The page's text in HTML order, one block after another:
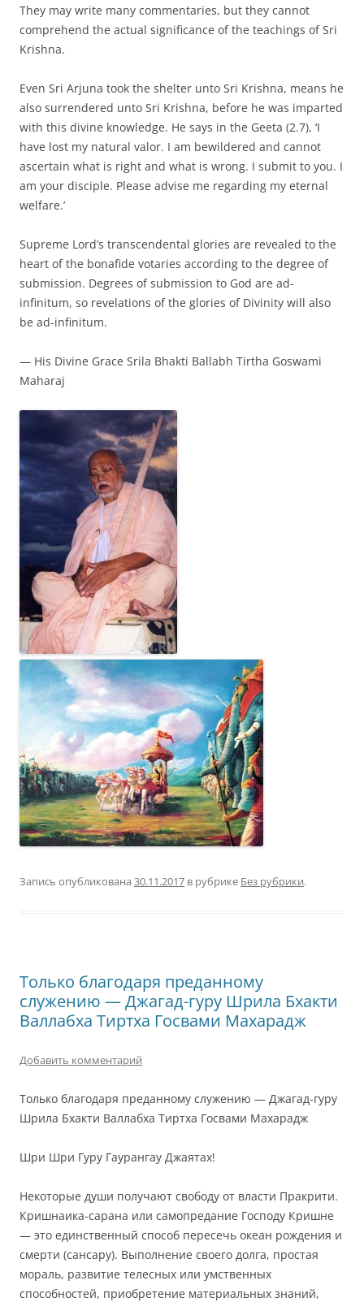
They may write many commentaries, but they cannot
comprehend the actual significance of the teachings of Sri
Krishna.
Even Sri Arjuna took the shelter unto Sri Krishna, means he
also surrendered unto Sri Krishna, before he was imparted
with this divine knowledge. He says in the Geeta (2.7), ‘I
have lost my natural valor. I am bewildered and cannot
ascertain what is right and what is wrong. I submit to you. I
am your disciple. Please advise me regarding my eternal
welfare.’
Supreme Lord’s transcendental glories are revealed to the
heart of the bonafide votaries according to the degree of
submission. Degrees of submission to God are ad-
infinitum, so revelations of the glories of Divinity will also
be ad-infinitum.
— His Divine Grace Srila Bhakti Ballabh Tirtha Goswami
Maharaj
Запись опубликована 30.11.2017 в рубрике Без рубрики.
Только благодаря преданному
служению — Джагад-гуру Шрила Бхакти
Валлабха Тиртха Госвами Махарадж
Добавить комментарий
Только благодаря преданному служению — Джагад-гуру
Шрила Бхакти Валлабха Тиртха Госвами Махарадж
Шри Шри Гуру Гаурангау Джаятах!
Некоторые души получают свободу от власти Пракрити.
Кришнаика-сарана или самопредание Господу Кришне
— это единственный способ пересечь океан рождения и
смерти (сансару). Выполнение своего долга, простая
мораль, развитие телесных или умственных
способностей, приобретение материальных знаний,